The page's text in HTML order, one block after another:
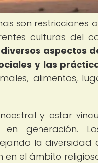
son restricciones
culturas del
aspectos
y las
alimentos,
y estar
en generación.
la diversidad
el ámbito